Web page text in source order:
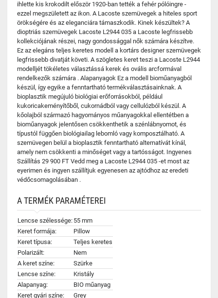
ihlette kis krokodilt először 1920-ban tették a fehér pólóingre -
ezzel megszületett az ikon. A Lacoste szemüvegek a hiteles sport
örökségére és az eleganciára támaszkodik. Kinek készültek? A
dioptriás szemüvegek Lacoste L2944 035 a Lacoste legfrissebb
kollekciójának részei, nagy gondossággal nők számára készítve.
Ez az elegáns teljes keretes modell a kortárs designer szemüvegek
legfrissebb divatját követi. A szögletes keret teszi a Lacoste L2944
modelljét tökéletes választássá kerek és ovális arcformával
rendelkezők számára . Alapanyagok Ez a modell bioműanyagból
készül, így egyike a fenntartható termékválasztásainknak. A
bioplasztik megújuló biológiai erőforrásokból, például
kukoricakeményítőből, cukornádból vagy cellulózból készül. A
kőolajból származó hagyományos műanyagokkal ellentétben a
bioműanyagok jelentősen csökkenthetik a szénlábnyomot, és
típustól függően biológiailag lebomló vagy komposztálható. A
szemüvegen belül a bioplasztik fenntartható alternatívát kínál,
amely nem csökkenti a minőséget vagy a tartósságot. Ingyenes
Szállítás 29 900 FT Vedd meg a Lacoste L2944 035 -et most az
eyerimen és ingyen szállítjuk egyenesen az ajtódhoz az eredeti
védőcsomagolásában .
A TERMÉK PARAMÉTEREI
Lencse szélessége: 55 mm
Keret formája:
Pillow
Keret típusa:
Teljes keretes
Polarizált:
Nem
A keret színe:
Szürke
Lencse színe:
Kristály
Alapanyag:
BIO műanyag
Keret gyári színe:
Grey